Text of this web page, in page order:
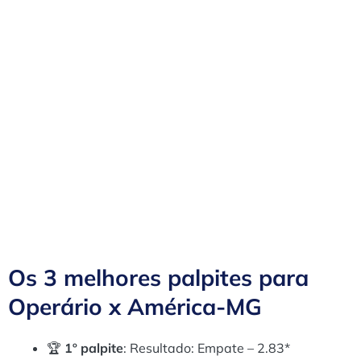
Os 3 melhores palpites para
Operário x América-MG
🏆 1º palpite: Resultado: Empate – 2.83*